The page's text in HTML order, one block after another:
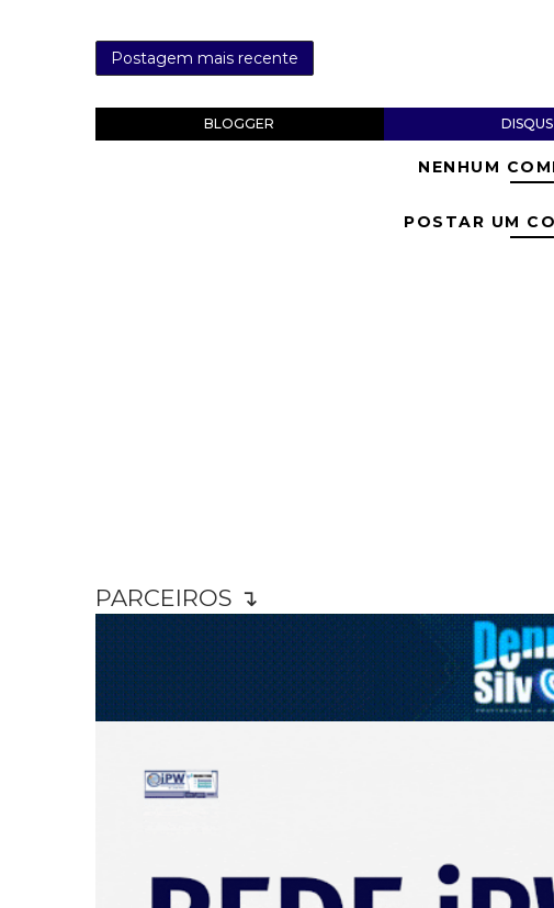
Postagem mais recente
BLOGGER DISQUS
NENHUM
POSTAR UM
PARCEIROS ↴